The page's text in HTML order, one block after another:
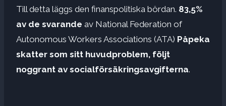
Till detta läggs den finanspolitiska bördan. 83,5%
av de svarande av National Federation of
Autonomous Workers Associations (ATA) Påpeka
skatter som sitt huvudproblem, följt
noggrant av socialförsäkringsavgifterna.